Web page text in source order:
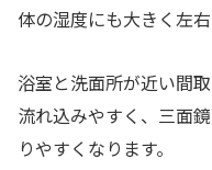
体の湿度にも大きく左右
浴室と洗面所が近い間
流れ込みやすく、三面
りやすくなります。